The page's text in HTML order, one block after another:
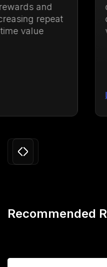
de lealtad y
compras
vida del cliente en
Recommended